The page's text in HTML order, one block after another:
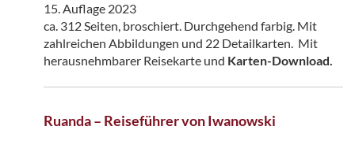
15. Auflage 2023
ca. 312 Seiten, broschiert. Durchgehend farbig. Mit
zahlreichen Abbildungen und 22 Detailkarten. Mit
herausnehmbarer Reisekarte und Karten-Download.
Ruanda – Reiseführer von Iwanowski